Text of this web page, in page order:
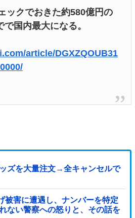
ックでおきた約580億円の
国内最大になる。
article/DGXZQOUB31
ズを大量注文→全キャンセルで
被害に遭遇し、ナンバーを特定
ない警察への怒りと、その話を